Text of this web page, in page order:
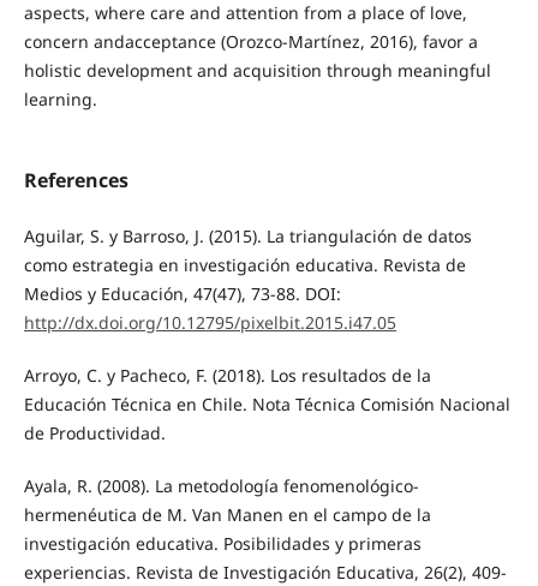
aspects, where care and attention from a place of love,
concern andacceptance (Orozco-Martínez, 2016), favor a
holistic development and acquisition through meaningful
learning.
References
Aguilar, S. y Barroso, J. (2015). La triangulación de datos
como estrategia en investigación educativa. Revista de
Medios y Educación, 47(47), 73-88. DOI:
http://dx.doi.org/10.12795/pixelbit.2015.i47.05
Arroyo, C. y Pacheco, F. (2018). Los resultados de la
Educación Técnica en Chile. Nota Técnica Comisión Nacional
de Productividad.
Ayala, R. (2008). La metodología fenomenológico-
hermenéutica de M. Van Manen en el campo de la
investigación educativa. Posibilidades y primeras
experiencias. Revista de Investigación Educativa, 26(2), 409-